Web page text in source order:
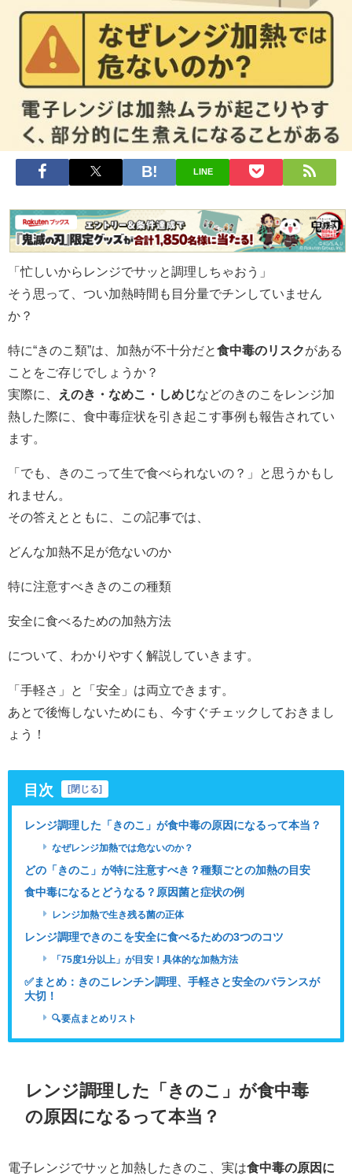
LINE
「忙しいからレンジでサッと調理しちゃおう」
そう思って、つい加熱時間も目分量でチンしていません
か？
特に“きのこ類”は、加熱が不十分だと食中毒のリスクがある
ことをご存じでしょうか？
実際に、
えのき・なめこ・しめじなどのきのこをレンジ加
熱した際に、食中毒症状を引き起こす事例も報告されてい
ます。
「でも、きのこって生で食べられないの？」と思うかもし
れません。
その答えとともに、この記事では、
どんな加熱不足が危ないのか
特に注意すべききのこの種類
安全に食べるための加熱方法
について、わかりやすく解説していきます。
「手軽さ」と「安全」は両立できます。
あとで後悔しないためにも、今すぐチェックしておきまし
ょう！
目次 [閉じる]
レンジ調理した「きのこ」が食中毒の原因になるって本当？
なぜレンジ加熱では危ないのか？
どの「きのこ」が特に注意すべき？種類ごとの加熱の目安
食中毒になるとどうなる？原因菌と症状の例
レンジ加熱で生き残る菌の正体
レンジ調理できのこを安全に食べるための3つのコツ
「75度1分以上」が目安！具体的な加熱方法
✅まとめ：きのこレンチン調理、手軽さと安全のバランスが
大切！
🔍要点まとめリスト
レンジ調理した「きのこ」が食中毒
の原因になるって本当？
電子レンジでサッと加熱したきのこ、実は食中毒の原因に